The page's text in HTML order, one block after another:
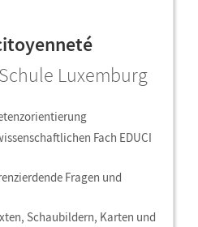
Luxemburg
Fach EDUCI
Fragen und
Schaubildern, Karten und